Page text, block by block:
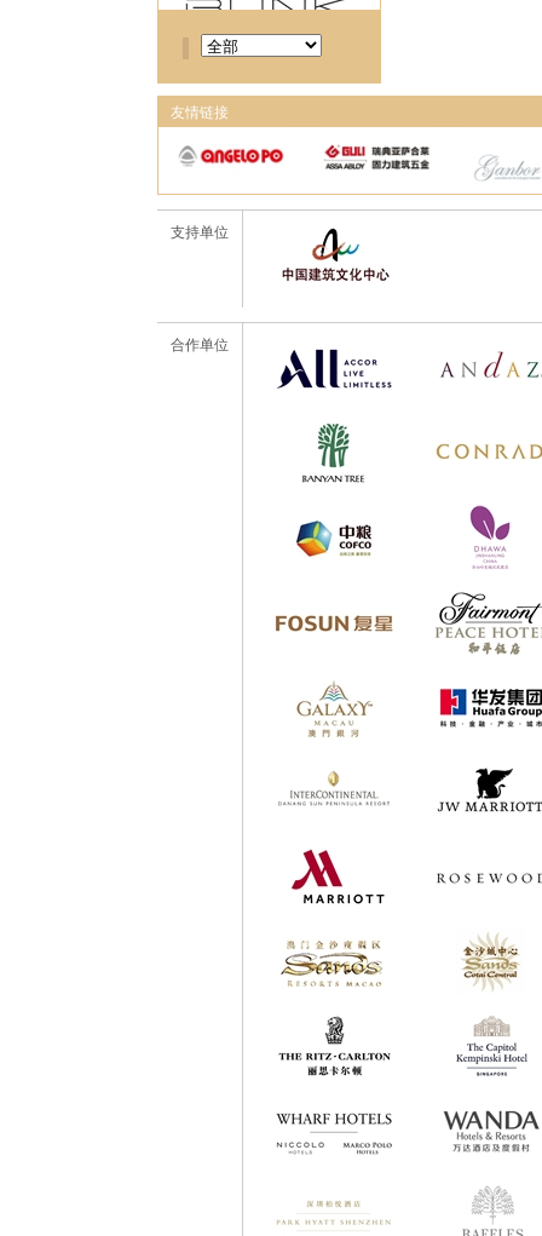
友情链接
支持单位
合作单位